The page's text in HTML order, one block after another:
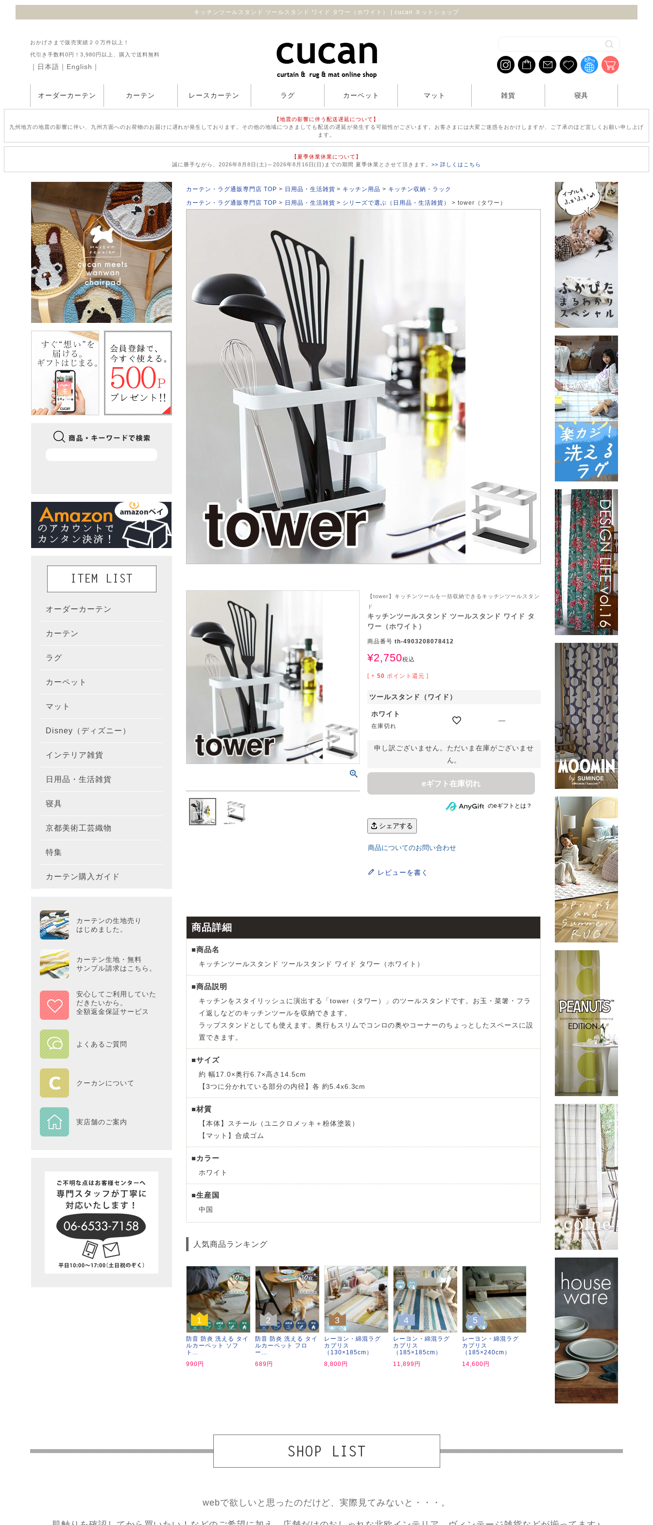
キッチンツールスタンド ツールスタンド ワイド タワー（ホワイト） | cucan ネットショップ
おかげさまで販売実績２０万件以上！
代引き手数料0円！3,980円以上、購入で送料無料
｜ 日本語 ｜ English ｜
オーダーカーテン カーテン レースカーテン ラグ カーペット マット 雑貨 寝具
【地震の影響に伴う配送遅延について】
九州地方の地震の影響に伴い、九州方面へのお荷物のお届けに遅れが発生しております。その他の地域につきましても配送の遅延が発生する可能性がございます。お客さまには大変ご迷惑をおかけしますが、ご了承のほど宜しくお願い申し上げ
ます。
【夏季休業休業について】
誠に勝手ながら、2026年8月8日(土)～2026年8月16日(日)までの期間 夏季休業とさせて頂きます。>> 詳しくはこちら
オーダーカーテン かんたん！オーダー注文へ
カーテンサイズの測り方
カーテン生地 無料サンプル
DESIGN LIFE
NEXTHOME
防炎
カーテン 既製カーテン
遮光カーテン
100×135cm（遮光カーテン）
100×178cm（遮光カーテン）
100×200cm（遮光カーテン）
厚地カーテン
100×135cm（厚地カーテン）
100×178cm（厚地カーテン）
100×200cm（厚地カーテン）
レースカーテン
100×133cm(レースカーテン)
100×176cm(レースカーテン)
100×198cm(レースカーテン)
カーテンを機能で選ぶ
1級遮光カーテン
遮熱レースカーテン
カーテンをテイストで選ぶ
花・植物柄(厚地カーテン)
無地・無地調(厚地カーテン)
colne
カーテンデザイン一覧
ラグ ラグをサイズで選ぶ
100×140cm程度
140×200cm程度
170×220cm程度
200×200cm程度
200×250cm程度
100×100cm（円形）
ラグを機能で選ぶ
床暖房/ホットカーペット対応
防炎ラグ
消臭ラグ
ラグのサイズの選び方
ラグの選び方講座
ラグのお手入れ方法
カーペット カーペットをサイズで選ぶ
176×176cm（江戸間2畳）
176×261cm（江戸間3畳）
261×261cm（江戸間4.5畳）
261×352cm（江戸間6畳）
191×191cm（本間2畳）
タイルカーペット
カーペットのサイズの選び方
カーペットの選び方講座
カーペットデザイン一覧
マット 玄関マット
約45×75cm
約50×80cm
約55×85cm
約70×120cm
キッチンマット
約45×60cm
約45×120cm
約45×240cm
マットを機能で選ぶ
洗えるマット
マットデザイン一覧
Disney（ディズニー） オーダーカーテン
カーテン
マット
ディズニープリンセス／DISNEY PRINCESS
インテリア雑貨 クッションカバー
トイレタリー
日用品・生活雑貨
キッチン小物
Tosca トスカ
寝具 布団カバー
京都美術工芸織物
特集
PEANUTS（ピーナッツ）
Saana ja Olli（サーナヤオッリ）
ずっと使えるプロジェクト
MILK HOME（ミルクホーム）
maison de reve
DESIGN LIFE
Piece
NEXTHOME
BIG SIZE RUG
在庫一掃アウトレット
カーテン購入ガイド
カーテンの形状記憶加工
遮光カーテンとは？
カーテンの生地売り
はじめました。
カーテン生地・無料
サンプル請求はこちら。
安心してご利用していた
だきたいから。
全額返金保証サービス
よくあるご質問
クーカンについて
実店舗のご案内
カーテン・ラグ通販専門店 TOP 日用品・生活雑貨 キッチン用品
キッチン収納・ラック
カーテン・ラグ通販専門店 TOP
日用品・生活雑貨 シリーズで選ぶ（日用品・生活雑貨） tower（タワー）
【tower】キッチンツールを一括収納できるキッチンツールスタン
ド
キッチンツールスタンド ツールスタンド ワイド タ
ワー（ホワイト）
商品番号 th-4903208078412
¥2,750税込
[ + 50 ポイント還元 ]
ツールスタンド（ワイド）
ホワイト
在庫切れ
—
申し訳ございません。ただいま在庫がございませ
ん。
eギフト在庫切れ
のeギフトとは？
シェアする
商品についてのお問い合わせ
レビューを書く
商品詳細
■商品名
キッチンツールスタンド ツールスタンド ワイド タワー（ホワイト）
■商品説明
キッチンをスタイリッシュに演出する「tower（タワー）」のツールスタンドです。お玉・菜箸・フラ
イ返しなどのキッチンツールを収納できます。
ラップスタンドとしても使えます。奥行もスリムでコンロの奥やコーナーのちょっとしたスペースに設
置できます。
■サイズ
約 幅17.0×奥行6.7×高さ14.5cm
【3つに分かれている部分の内径】各 約5.4x6.3cm
■材質
【本体】スチール（ユニクロメッキ＋粉体塗装）
【マット】合成ゴム
■カラー
ホワイト
■生産国
中国
人気商品ランキング
1
防音 防炎 洗える タイ
ルカーペット ソフ
ト...
990円
2
防音 防炎 洗える タイ
ルカーペット フロ
ー...
689円
3
レーヨン・綿混ラグ
カプリス
（130×185cm）
8,800円
4
レーヨン・綿混ラグ
カプリス
（185×185cm）
11,899円
5
レーヨン・綿混ラグ
カプリス
（185×240cm）
14,600円
webで欲しいと思ったのだけど、実際見てみないと・・・。